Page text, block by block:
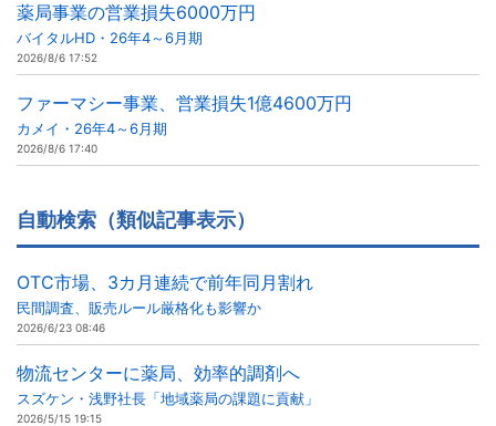
薬局事業の営業損失6000万円
バイタルHD・26年4～6月期
2026/8/6 17:52
ファーマシー事業、営業損失1億4600万円
カメイ・26年4～6月期
2026/8/6 17:40
自動検索（類似記事表示）
OTC市場、3カ月連続で前年同月割れ
民間調査、販売ルール厳格化も影響か
2026/6/23 08:46
物流センターに薬局、効率的調剤へ
スズケン・浅野社長「地域薬局の課題に貢献」
2026/5/15 19:15